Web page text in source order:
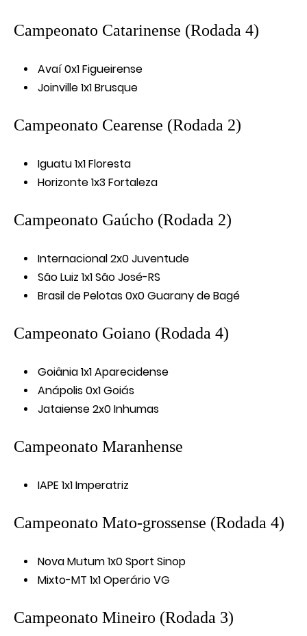
Campeonato Catarinense (Rodada 4)
Avaí 0x1 Figueirense
Joinville 1x1 Brusque
Campeonato Cearense (Rodada 2)
Iguatu 1x1 Floresta
Horizonte 1x3 Fortaleza
Campeonato Gaúcho (Rodada 2)
Internacional 2x0 Juventude
São Luiz 1x1 São José-RS
Brasil de Pelotas 0x0 Guarany de Bagé
Campeonato Goiano (Rodada 4)
Goiânia 1x1 Aparecidense
Anápolis 0x1 Goiás
Jataiense 2x0 Inhumas
Campeonato Maranhense
IAPE 1x1 Imperatriz
Campeonato Mato-grossense (Rodada 4)
Nova Mutum 1x0 Sport Sinop
Mixto-MT 1x1 Operário VG
Campeonato Mineiro (Rodada 3)